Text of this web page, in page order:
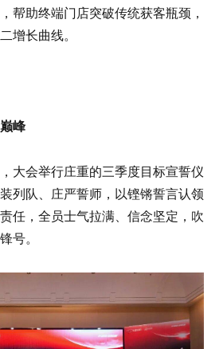
帮助终端门店突破传统获客瓶颈，
增长曲线。
峰
大会举行庄重的三季度目标宣誓仪
列队、庄严誓师，以铿锵誓言认领
任，全员士气拉满、信念坚定，吹
号。